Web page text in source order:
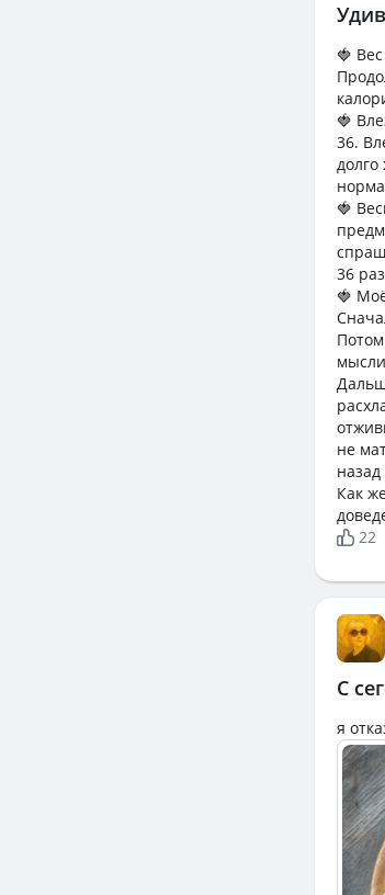
🍓
🍓
36.
🍓
36
🍓
не
Как
22
С
я